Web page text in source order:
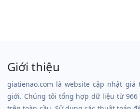
Giới thiệu
giatienao.com là website cập nhật
giới. Chúng tôi tổng hợp dữ liệu từ 966